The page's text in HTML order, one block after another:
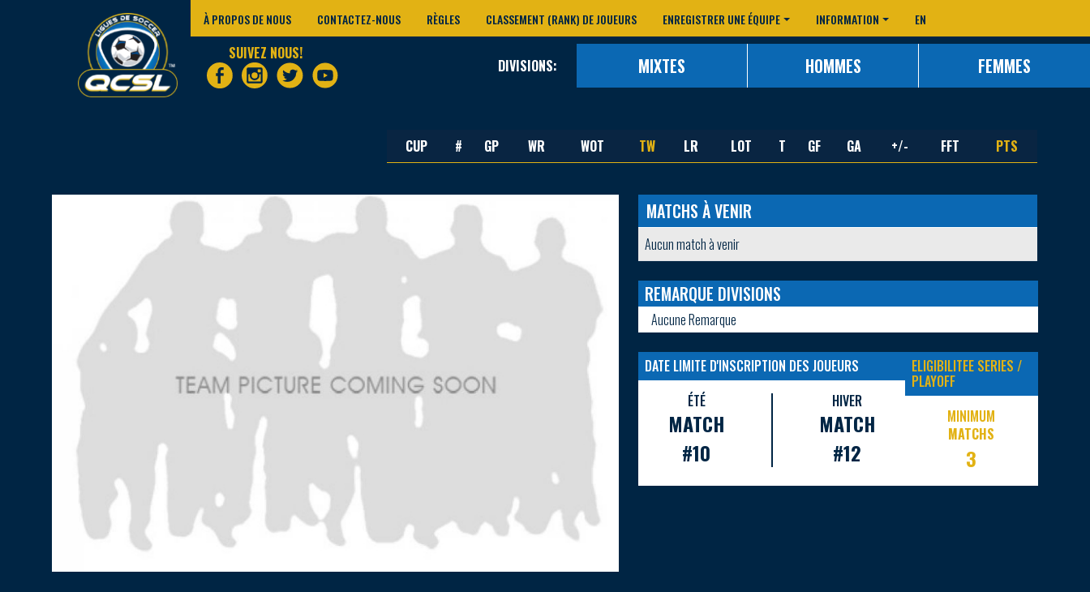
À PROPOS DE NOUS CONTACTEZ-NOUS RÈGLES CLASSEMENT (RANK) DE JOUEURS ENREGISTRER UNE ÉQUIPE INFORMATION EN
SUIVEZ NOUS!
DIVISIONS: MIXTES HOMMES FEMMES
CUP # GP WR WOT TW LR LOT T GF GA +/- FFT PTS
MATCHS À VENIR
Aucun match à venir
REMARQUE DIVISIONS
Aucune Remarque
DATE LIMITE D'INSCRIPTION DES JOUEURS
ÉTÉ
MATCH
#10
HIVER
MATCH
#12
ELIGIBILITEE SERIES /
PLAYOFF
MINIMUM
MATCHS
3